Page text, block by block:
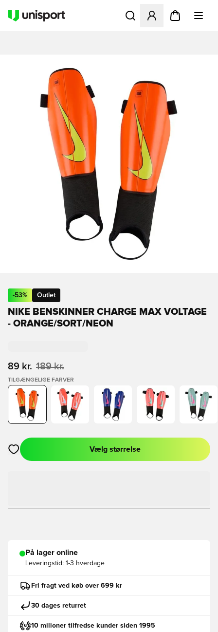
Åbner en Modal til at
-53% Outlet
NIKE BENSKINNER CHARGE MAX VOLTAGE
- ORANGE/SORT/NEON
89 kr. 189 kr.
TILGÆNGELIGE FARVER
Åbner en Modal til at logge ind eller tilmelde dig som medlem
Vælg størrelse
På lager online
Leveringstid: 1-3 hverdage
Fri fragt ved køb over 699 kr
30 dages returret
10 milioner tilfredse kunder siden 1995